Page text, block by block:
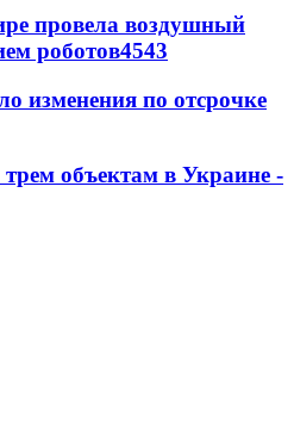
провела воздушный
роботов4543
изменения по отсрочке
объектам в Украине -